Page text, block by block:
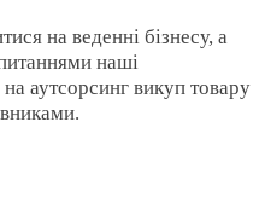
на веденні бізнесу, а
наші
аутсорсинг викуп товару